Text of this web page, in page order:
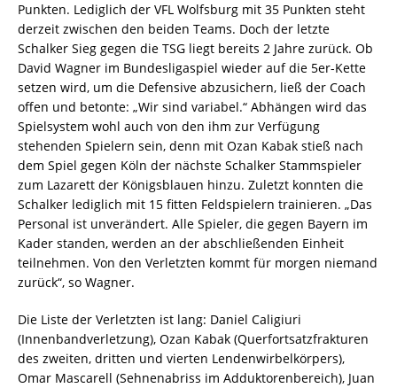
Punkten. Lediglich der VFL Wolfsburg mit 35 Punkten steht
derzeit zwischen den beiden Teams. Doch der letzte
Schalker Sieg gegen die TSG liegt bereits 2 Jahre zurück. Ob
David Wagner im Bundesligaspiel wieder auf die 5er-Kette
setzen wird, um die Defensive abzusichern, ließ der Coach
offen und betonte: „Wir sind variabel.“ Abhängen wird das
Spielsystem wohl auch von den ihm zur Verfügung
stehenden Spielern sein, denn mit Ozan Kabak stieß nach
dem Spiel gegen Köln der nächste Schalker Stammspieler
zum Lazarett der Königsblauen hinzu. Zuletzt konnten die
Schalker lediglich mit 15 fitten Feldspielern trainieren. „Das
Personal ist unverändert. Alle Spieler, die gegen Bayern im
Kader standen, werden an der abschließenden Einheit
teilnehmen. Von den Verletzten kommt für morgen niemand
zurück“, so Wagner.
Die Liste der Verletzten ist lang: Daniel Caligiuri
(Innenbandverletzung), Ozan Kabak (Querfortsatzfrakturen
des zweiten, dritten und vierten Lendenwirbelkörpers),
Omar Mascarell (Sehnenabriss im Adduktorenbereich), Juan